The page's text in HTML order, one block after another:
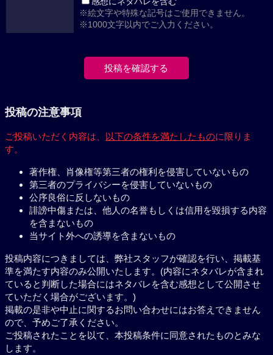
※絵文字や特殊な記号はご使用できません。
※1000文字以内でご入力ください。
投稿の注意事項
ご投稿いただく内容は、 以下の条件を満たしたものに限りま
す。
著作権、肖像権等第三者の権利を侵害していないもの
第三者のプライバシーを侵害していないもの
公序良俗に反しないもの
誹謗中傷または、他人の名誉もしくは信用を毀損する内容
を含まないもの
当サイト外への誘導を含まないもの
投稿内容につきましては、弊社スタッフが確認を行い、掲載基
準を満たす内容のみ公開いたします。(内容にネタバレが含まれ
ていると判断した場合にはネタバレを含む感想として公開させ
ていただく場合がございます。)
掲載の是非や中止に関するお問い合わせにはお答えできません
ので、予めご了承ください。
ご投稿されたことを以て、本投稿条件に同意されたものとみな
します。